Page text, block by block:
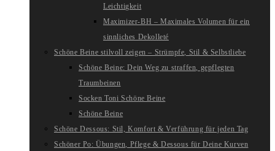
Leichtigkeit
Maximizer-BH – Maximales Volumen für ein
sinnliches Dekolleté
Schöne Beine stilvoll zeigen – Strümpfe, Stil & Selbstliebe
Schöne Beine: Dein Weg zu straffen, gepflegten
Traumbeinen
Socken Toni Schöne Beine
Schöne Beine
Schöne Dessous: Stil, Komfort & Verführung für jeden Tag
Schöner Po: Übungen, Pflege & Dessous für Deine Kurven